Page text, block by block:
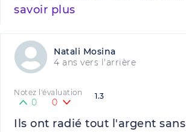
savoir plus
Natali Mosina
4 ans vers l'arrière
1.3
Notez l'évaluation
0 0
Ils ont radié tout l'argent sans